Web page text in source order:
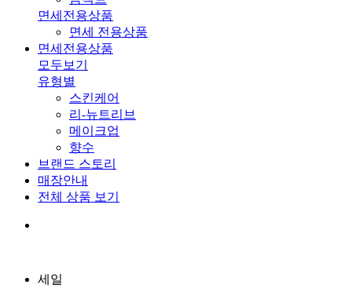
면세전용상품
면세 전용상품
면세전용상품
모두보기
유형별
스킨케어
리-뉴트리브
메이크업
향수
브랜드 스토리
매장안내
전체 상품 보기
세일